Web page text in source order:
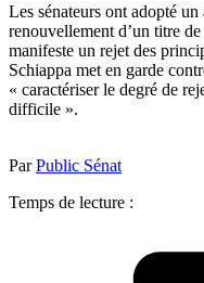
Les sénateurs ont adopté
renouvellement d’un titre
manifeste un rejet des
Schiappa met en garde
« caractériser le degré de
difficile ».
ParPublic Sénat
Temps de lecture :